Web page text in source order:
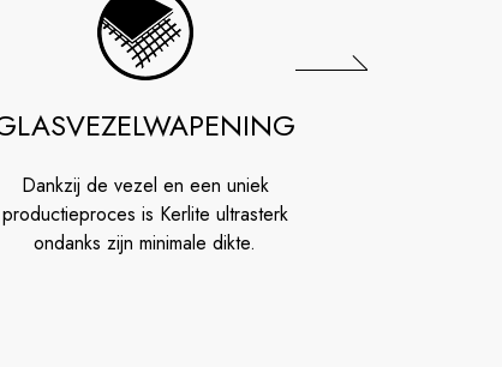
Dankzij de vezel en een uniek
productieproces is Kerlite ultrasterk
ondanks zijn minimale dikte.